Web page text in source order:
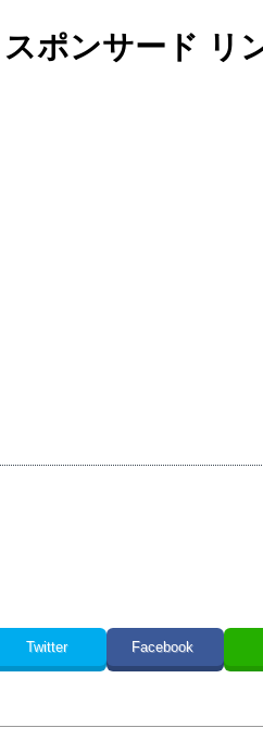
スポンサード リ
Twitter Facebook